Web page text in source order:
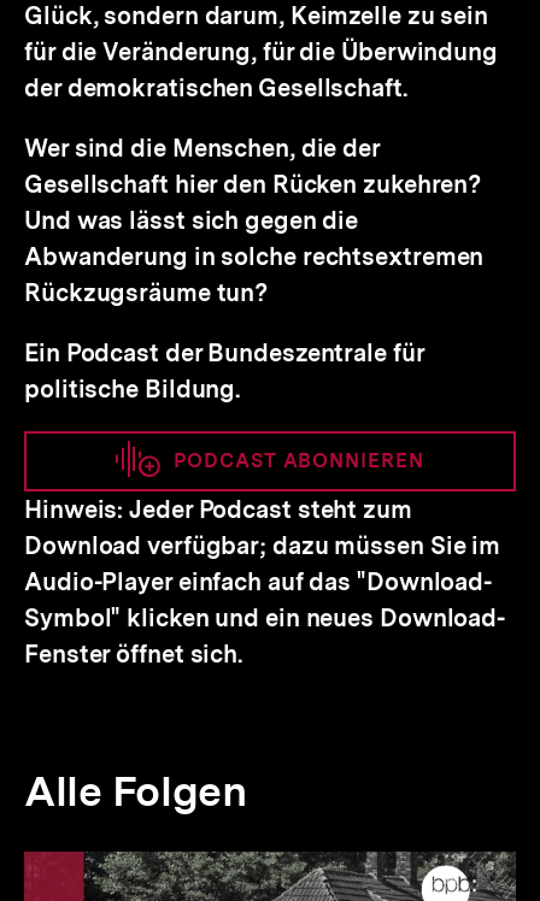
Glück, sondern darum, Keimzelle zu sein
für die Veränderung, für die Überwindung
der demokratischen Gesellschaft.
Wer sind die Menschen, die der
Gesellschaft hier den Rücken zukehren?
Und was lässt sich gegen die
Abwanderung in solche rechtsextremen
Rückzugsräume tun?
Ein Podcast der Bundeszentrale für
politische Bildung.
PODCAST ABONNIEREN
Hinweis: Jeder Podcast steht zum
Download verfügbar; dazu müssen Sie im
Audio-Player einfach auf das "Download-
Symbol" klicken und ein neues Download-
Fenster öffnet sich.
Alle Folgen
Inhaltskarussell
überspringen